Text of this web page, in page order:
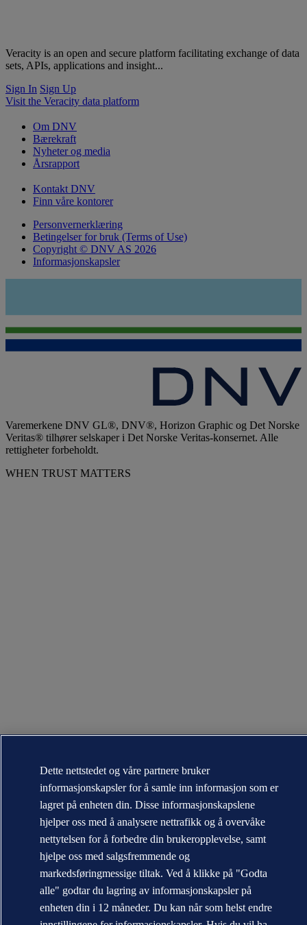
Veracity is an open and secure platform facilitating exchange of data
sets, APIs, applications and insight...
Sign In Sign Up
Visit the Veracity data platform
Om DNV
Bærekraft
Nyheter og media
Årsrapport
Kontakt DNV
Finn våre kontorer
Personvernerklæring
Betingelser for bruk (Terms of Use)
Copyright © DNV AS 2026
Informasjonskapsler
Varemerkene DNV GL®, DNV®, Horizon Graphic og Det Norske
Veritas® tilhører selskaper i Det Norske Veritas-konsernet. Alle
rettigheter forbeholdt.
WHEN TRUST MATTERS
Dette nettstedet og våre partnere bruker
informasjonskapsler for å samle inn informasjon som er
lagret på enheten din. Disse informasjonskapslene
hjelper oss med å analysere nettrafikk og å overvåke
nettytelsen for å forbedre din brukeropplevelse, samt
hjelpe oss med salgsfremmende og
markedsføringmessige tiltak. Ved å klikke på "Godta
alle" godtar du lagring av informasjonskapsler på
enheten din i 12 måneder. Du kan når som helst endre